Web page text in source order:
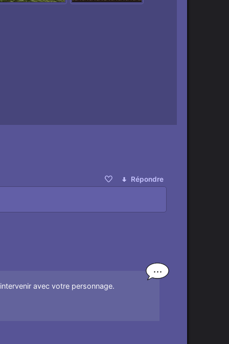
Répondre
avec votre personnage.